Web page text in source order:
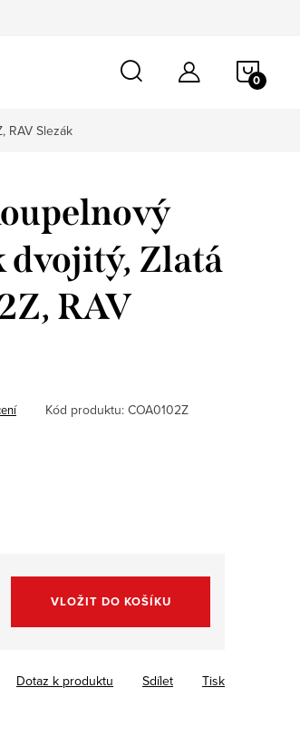
RAV Slezák
dvojitý, Zlatá
RAV
Kód produktu: COA0102Z
VLOŽIT DO KOŠÍKU
Tisk
Dotaz k produktu Sdílet